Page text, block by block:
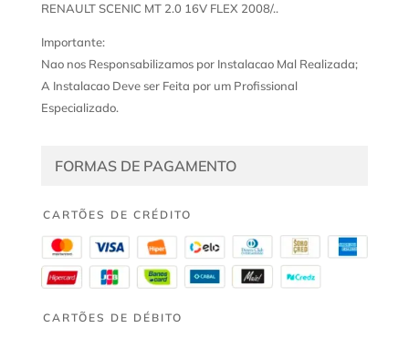
RENAULT SCENIC MT 2.0 16V FLEX 2008/..
Importante:
Nao nos Responsabilizamos por Instalacao Mal Realizada;
A Instalacao Deve ser Feita por um Profissional
Especializado.
FORMAS DE PAGAMENTO
CARTÕES DE CRÉDITO
CARTÕES DE DÉBITO